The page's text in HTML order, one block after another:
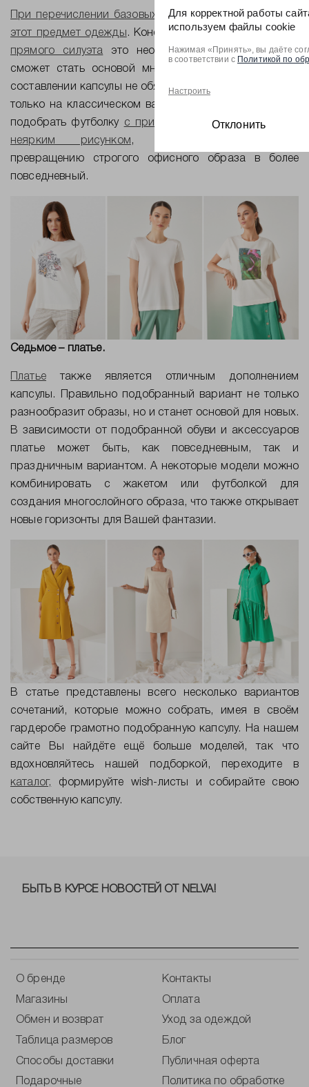
При перечислении базовых вещей мы уже упоминали
этот предмет одежды . Конечно иметьбелую футболку
прямого силуэта
это необходимость, так как она
сможет стать основой множества образов, но при
составлении капсулы не обязательно останавливаться
только на классическом варианте. Например, можно
подобрать футболку с принтом в цвет капсулы
неярким рисунком , который способствует
превращению строгого офисного образа в более
повседневный.
Седьмое – платье.
Платьетакже является отличным дополнением
капсулы. Правильно подобранный вариант не только
разнообразит образы, но и станет основой для новых.
В зависимости от подобранной обуви и аксессуаров
платье может быть, как повседневным, так и
праздничным вариантом. А некоторые модели можно
комбинировать с жакетом или футболкой для
создания многослойного образа, что также открывает
новые горизонты для Вашей фантазии.
В статье представлены всего несколько вариантов
сочетаний, которые можно собрать, имея в своём
гардеробе грамотно подобранную капсулу. На нашем
сайте Вы найдёте ещё больше моделей, так что
вдохновляйтесь нашей подборкой, переходите в
каталог, формируйте wish-листы и собирайте свою
собственную капсулу.
О бренде Контакты
Магазины Оплата
Обмен и возврат Уход за одеждой
Таблица размеров Блог
Способы доставки Публичная оферта
Подарочные Политика по обработке
БЫТЬ В КУРСЕ НОВОСТЕЙ ОТ NELVA!
Для корректной работы
используем файлы cookie
Нажимая «Принять», вы даёте
в соответствии с Политикой по
Настроить
Отклонить